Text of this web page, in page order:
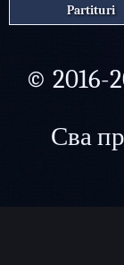
Partituri
© 2016-
Сва